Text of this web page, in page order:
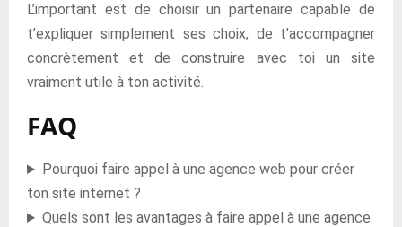
L’important est de choisir un partenaire capable de
t’expliquer simplement ses choix, de t’accompagner
concrètement et de construire avec toi un site
vraiment utile à ton activité.
FAQ
Pourquoi faire appel à une agence web pour créer
ton site internet ?
Quels sont les avantages à faire appel à une agence